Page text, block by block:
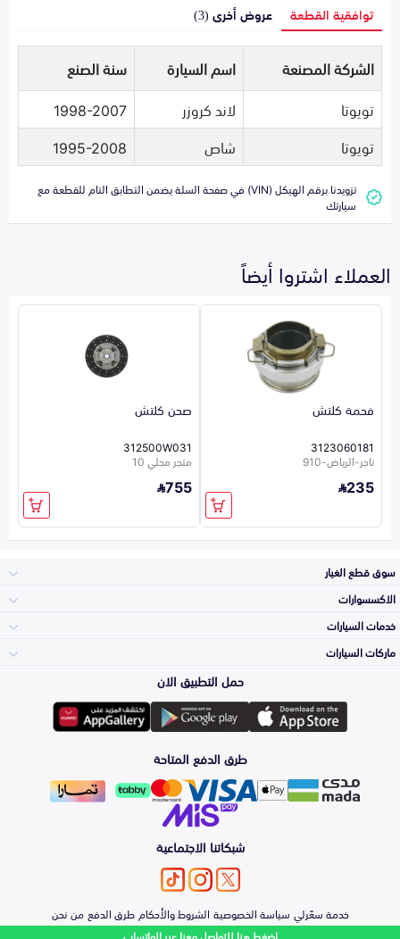
توافقية القطعة عروض أخرى (3)
الشركة المصنعة اسم السيارة
سنة الصنع
تويوتا
لاند كروزر
1998-2007
تويوتا
شاص 1995-2008
تزويدنا برقم الهيكل (VIN) في صفحة السلة يضمن التطابق التام للقطعة مع
سيارتك
العملاء اشتروا أيضاً
فحمة كلتش
3123060181
تاجر-الرياض-910
235
صحن كلتش
312500W031
متجر محلي 10
755
سوق قطع الغيار
المكائن، القيرات
وملحقاتها
الشمعات
والاصطبات (الاضاءة)
الفرامل والأقمشة
الأبواب، الرفرف
والكبوت
الاكسسوارات
لوازم الرحلات
اكسسوارات العناية
الزيوت و السوائل
خدمات السيارات
الأكثر مبيعاً
التلميع والعناية
اصلاح الطلاء
ماركات السيارات
تويوتا
هيونداي
كيا
نيسان
حمل التطبيق الان
طرق الدفع المتاحة
شبكاتنا الاجتماعية
خدمة سعّرلي سياسة الخصوصية الشروط والأحكامطرق الدفعمن نحن